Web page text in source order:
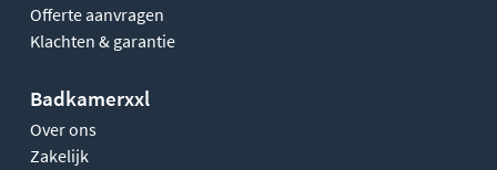
Offerte aanvragen
Klachten & garantie
Badkamerxxl
Over ons
Zakelijk